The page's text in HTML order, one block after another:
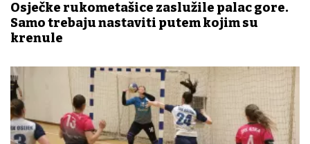
Osječke rukometašice zaslužile palac gore.
Samo trebaju nastaviti putem kojim su
krenule